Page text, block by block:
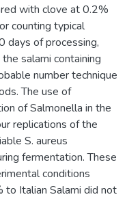
with clove at 0.2%
counting typical
days of processing,
salami containing
number technique
The use of
of Salmonella in the
replications of the
S. aureus
fermentation. These
conditions
Italian Salami did not